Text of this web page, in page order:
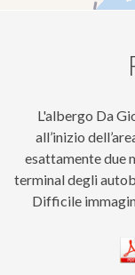
L'albergo Da
all’inizio
esattamente due
terminal degli
Difficile